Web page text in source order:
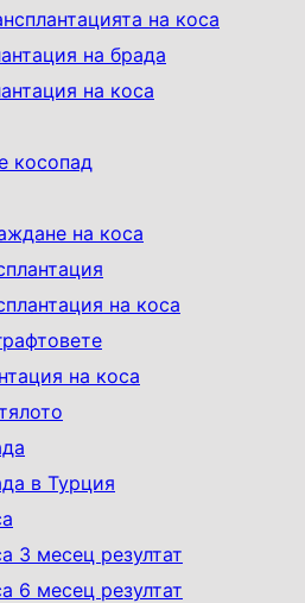
на коса
на брада
на коса
косопад
на коса
на коса
на коса
в Турция
3 месец резултат
6 месец резултат